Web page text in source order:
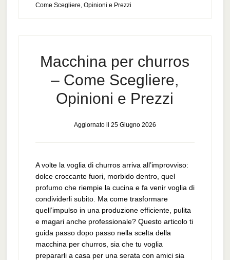
Come Scegliere, Opinioni e Prezzi
Macchina per churros​
– Come Scegliere,
Opinioni e Prezzi
Aggiornato il 25 Giugno 2026
A volte la voglia di churros arriva all’improvviso:
dolce croccante fuori, morbido dentro, quel
profumo che riempie la cucina e fa venir voglia di
condividerli subito. Ma come trasformare
quell’impulso in una produzione efficiente, pulita
e magari anche professionale? Questo articolo ti
guida passo dopo passo nella scelta della
macchina per churros, sia che tu voglia
prepararli a casa per una serata con amici sia